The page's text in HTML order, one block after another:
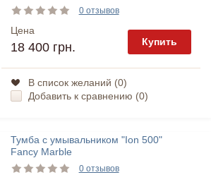
0 отзывов
Цена
18 400 грн. Купить
В список желаний (0)
Добавить к сравнению (0)
Тумба с умывальником "Ion 500"
Fancy Marble
0 отзывов